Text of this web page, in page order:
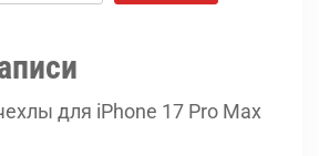
для iPhone 17 Pro Max